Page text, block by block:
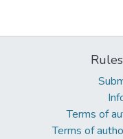
Terms of
Terms of